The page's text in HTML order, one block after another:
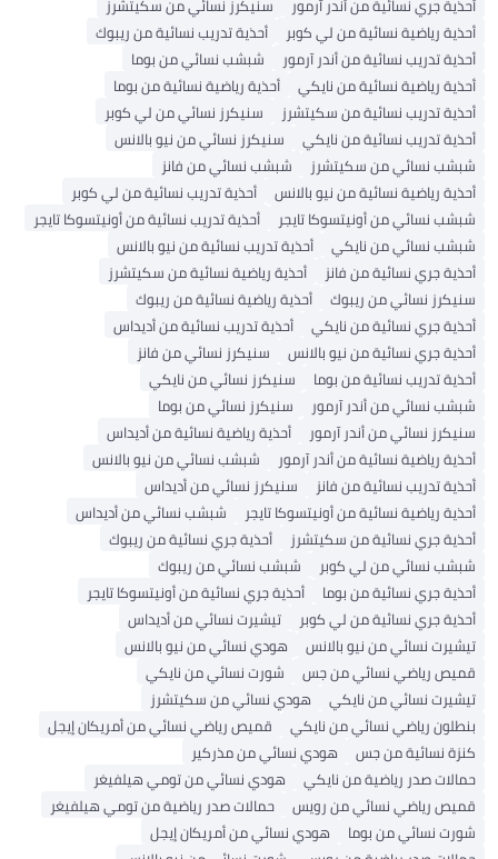
جري نسائية من أندر آرمور
سنيكرز نسائي من سكيتشرز
رياضية نسائية من لي كوبر
أحذية تدريب نسائية من ريبوك
تدريب نسائية من أندر آرمور
شبشب نسائي من بوما
رياضية نسائية من نايكي
أحذية رياضية نسائية من بوما
تدريب نسائية من سكيتشرز
سنيكرز نسائي من لي كوبر
تدريب نسائية من نايكي
سنيكرز نسائي من نيو بالانس
نسائي من سكيتشرز
شبشب نسائي من فانز
رياضية نسائية من نيو بالانس
أحذية تدريب نسائية من لي كوبر
نسائي من أونيتسوكا تايجر
أحذية تدريب نسائية من أونيتسوكا تايجر
نسائي من نايكي
أحذية تدريب نسائية من نيو بالانس
جري نسائية من فانز
أحذية رياضية نسائية من سكيتشرز
نسائي من ريبوك
أحذية رياضية نسائية من ريبوك
جري نسائية من نايكي
أحذية تدريب نسائية من أديداس
جري نسائية من نيو بالانس
سنيكرز نسائي من فانز
تدريب نسائية من بوما
سنيكرز نسائي من نايكي
نسائي من أندر آرمور
سنيكرز نسائي من بوما
نسائي من أندر آرمور
أحذية رياضية نسائية من أديداس
رياضية نسائية من أندر آرمور
شبشب نسائي من نيو بالانس
تدريب نسائية من فانز
سنيكرز نسائي من أديداس
رياضية نسائية من أونيتسوكا تايجر
شبشب نسائي من أديداس
جري نسائية من سكيتشرز
أحذية جري نسائية من ريبوك
نسائي من لي كوبر
شبشب نسائي من ريبوك
جري نسائية من بوما
أحذية جري نسائية من أونيتسوكا تايجر
جري نسائية من لي كوبر
تيشيرت نسائي من أديداس
نسائي من نيو بالانس
هودي نسائي من نيو بالانس
رياضي نسائي من جس
شورت نسائي من نايكي
نسائي من نايكي
هودي نسائي من سكيتشرز
رياضي نسائي من نايكي
قميص رياضي نسائي من أمريكان إيجل
نسائية من جس
هودي نسائي من مذركير
صدر رياضية من نايكي
هودي نسائي من تومي هيلفيغر
رياضي نسائي من رويس
حمالات صدر رياضية من تومي هيلفيغر
نسائي من بوما
هودي نسائي من أمريكان إيجل